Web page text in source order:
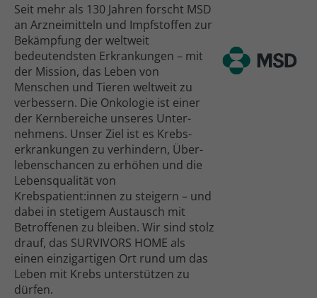
Seit mehr als 130 Jahren forscht MSD
an Arznei­mitteln und Impfstoffen zur
Bekämpfung der weltweit
bedeutendsten Erkrankungen – mit
der Mission, das Leben von
Menschen und Tieren weltweit zu
verbessern. Die Onkologie ist einer
der Kern­bereiche unseres Unter­
nehmens. Unser Ziel ist es Krebs­
erkrankungen zu verhindern, Über­
lebens­chancen zu erhöhen und die
Lebens­qualität von
Krebspatient:innen zu steigern – und
dabei in stetigem Austausch mit
Betroffenen zu bleiben. Wir sind stolz
drauf, das SURVIVORS HOME als
einen einzig­artigen Ort rund um das
Leben mit Krebs unterstützen zu
dürfen.